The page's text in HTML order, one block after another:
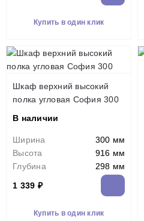
Купить в один клик
Шкаф верхний высокий
полка угловая София 300
В наличии
Ширина
300 мм
Высота
916 мм
Глубина
298 мм
1 339 ₽
Купить в один клик